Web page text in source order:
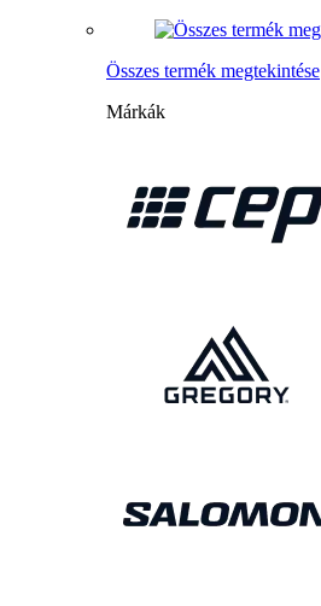
Összes termék megtekintése
Márkák